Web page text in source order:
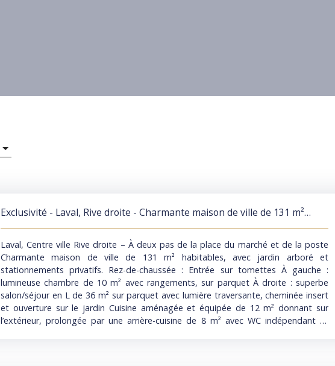
Exclusivité - Laval, Rive droite - Charmante maison de ville de 131 m²
habitables, avec jardin arboré et stationnements privatifs
Laval, Centre ville Rive droite – À deux pas de la place du marché et de la poste
Charmante maison de ville de 131 m² habitables, avec jardin arboré et
stationnements privatifs. Rez-de-chaussée : Entrée sur tomettes À gauche :
lumineuse chambre de 10 m² avec rangements, sur parquet À droite : superbe
salon/séjour en L de 36 m² sur parquet avec lumière traversante, cheminée insert
et ouverture sur le jardin Cuisine aménagée et équipée de 12 m² donnant sur
l’extérieur, prolongée par une arrière-cuisine de 8 m² avec WC indépendant et